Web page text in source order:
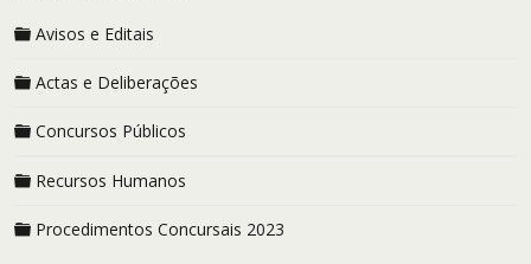
Avisos e Editais
Actas e Deliberações
Concursos Públicos
Recursos Humanos
Procedimentos Concursais 2023